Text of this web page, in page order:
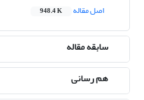
اصل مقاله
948.4 K
سابقه مقاله
هم رسانی